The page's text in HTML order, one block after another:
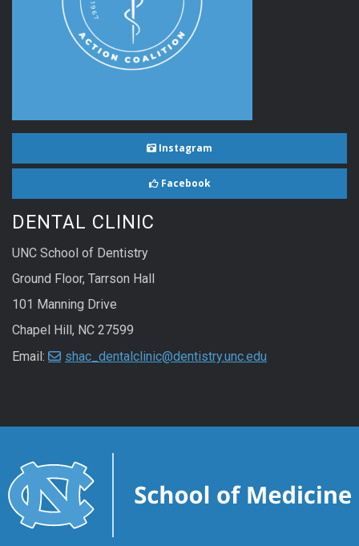
Instagram
Facebook
DENTAL CLINIC
UNC School of Dentistry
Ground Floor, Tarrson Hall
101 Manning Drive
Chapel Hill, NC 27599
Email:
shac_dentalclinic@dentistry.unc.edu